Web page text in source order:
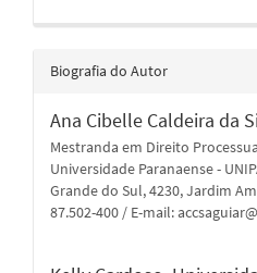
Biografia do Autor
Ana Cibelle Caldeira da
Mestranda em Direito
Universidade Paranaense -
Grande do Sul, 4230, Jardim
87.502-400 / E-mail: